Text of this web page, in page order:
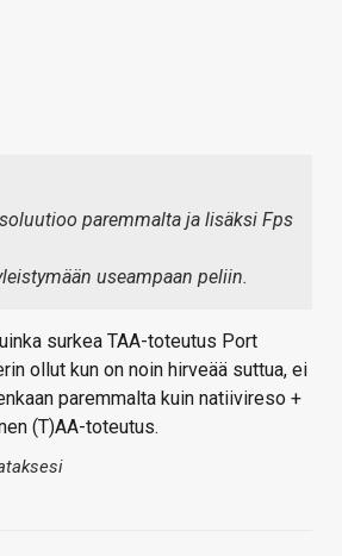
paremmalta ja lisäksi Fps
useampaan peliin.
surkea TAA-toteutus Port
ollut kun on noin hirveää suttua, ei
paremmalta kuin natiivireso +
(T)AA-toteutus.